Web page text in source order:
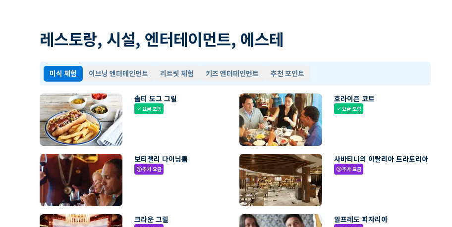
레스토랑, 시설, 엔터테이먼트, 에스테
미식 체험 이브닝 엔터테인먼트 리트릿 체험 키즈 엔터테인먼트 추천 포인트
솔티 도그 그릴
check요금 포함
호라이즌 코트
check요금 포함
보티첼리 다이닝룸
paid추가 요금
사바티니의 이탈리아 트라토리아
paid추가 요금
크라운 그릴 알프레도 피자리아